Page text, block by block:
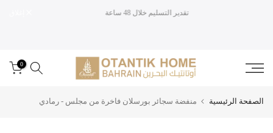
تقدير التسليم خلال 48 ساعة
0
الصفحة الرئيسية منفضة سجائر بورسلان فاخرة من مجلس - رمادي